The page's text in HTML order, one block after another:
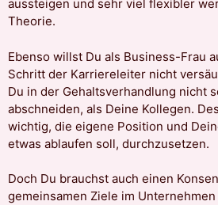
aussteigen und sehr viel flexibler
Theorie.
Ebenso willst Du als Business-Frau
Schritt der Karriereleiter nicht
Du in der Gehaltsverhandlung nicht
abschneiden, als Deine Kollegen.
wichtig, die eigene Position und
etwas ablaufen soll, durchzusetzen.
Doch Du brauchst auch einen
gemeinsamen Ziele im